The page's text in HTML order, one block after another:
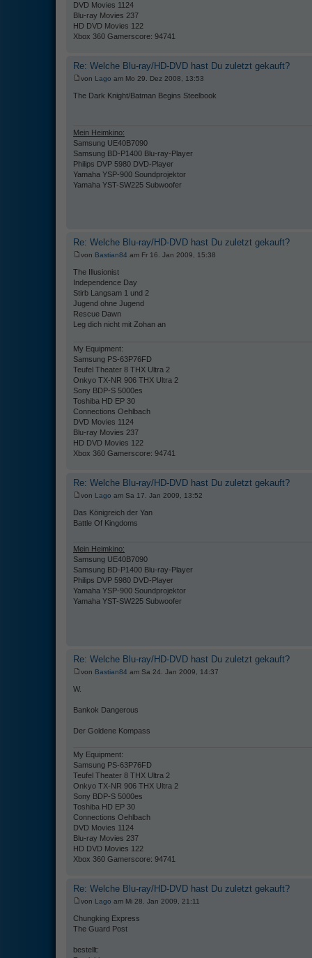
DVD Movies 1124
Blu-ray Movies 237
HD DVD Movies 122
Xbox 360 Gamerscore: 94741
Re: Welche Blu-ray/HD-DVD hast Du zuletzt gekauft?
von Lago am Mo 29. Dez 2008, 13:53
The Dark Knight/Batman Begins Steelbook
Mein Heimkino:
Samsung UE40B7090
Samsung BD-P1400 Blu-ray-Player
Philips DVP 5980 DVD-Player
Yamaha YSP-900 Soundprojektor
Yamaha YST-SW225 Subwoofer
Re: Welche Blu-ray/HD-DVD hast Du zuletzt gekauft?
von Bastian84 am Fr 16. Jan 2009, 15:38
The Illusionist
Independence Day
Stirb Langsam 1 und 2
Jugend ohne Jugend
Rescue Dawn
Leg dich nicht mit Zohan an
My Equipment:
Samsung PS-63P76FD
Teufel Theater 8 THX Ultra 2
Onkyo TX-NR 906 THX Ultra 2
Sony BDP-S 5000es
Toshiba HD EP 30
Connections Oehlbach
DVD Movies 1124
Blu-ray Movies 237
HD DVD Movies 122
Xbox 360 Gamerscore: 94741
Re: Welche Blu-ray/HD-DVD hast Du zuletzt gekauft?
von Lago am Sa 17. Jan 2009, 13:52
Das Königreich der Yan
Battle Of Kingdoms
Mein Heimkino:
Samsung UE40B7090
Samsung BD-P1400 Blu-ray-Player
Philips DVP 5980 DVD-Player
Yamaha YSP-900 Soundprojektor
Yamaha YST-SW225 Subwoofer
Re: Welche Blu-ray/HD-DVD hast Du zuletzt gekauft?
von Bastian84 am Sa 24. Jan 2009, 14:37
W.
Bankok Dangerous
Der Goldene Kompass
My Equipment:
Samsung PS-63P76FD
Teufel Theater 8 THX Ultra 2
Onkyo TX-NR 906 THX Ultra 2
Sony BDP-S 5000es
Toshiba HD EP 30
Connections Oehlbach
DVD Movies 1124
Blu-ray Movies 237
HD DVD Movies 122
Xbox 360 Gamerscore: 94741
Re: Welche Blu-ray/HD-DVD hast Du zuletzt gekauft?
von Lago am Mi 28. Jan 2009, 21:11
Chungking Express
The Guard Post
bestellt: